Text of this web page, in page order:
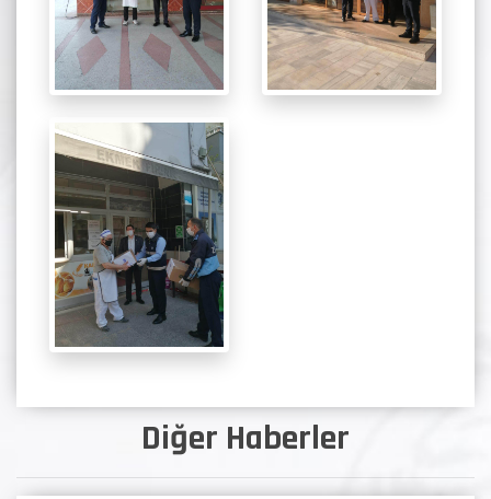
Diğer Haberler